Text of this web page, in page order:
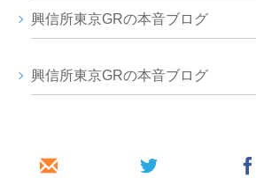
興信所東京GRの本音ブログ
興信所東京GRの本音ブログ